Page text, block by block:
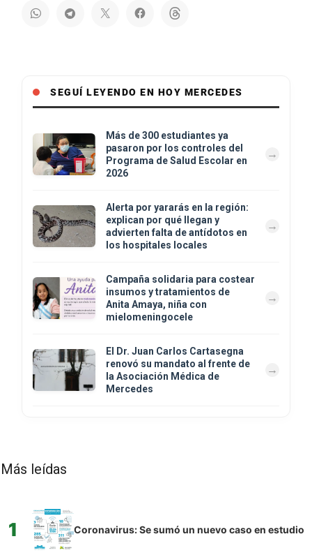
SEGUÍ LEYENDO EN HOY MERCEDES
Más de 300 estudiantes ya
pasaron por los controles del
Programa de Salud Escolar en
2026
Alerta por yararás en la región:
explican por qué llegan y
advierten falta de antídotos en
los hospitales locales
Campaña solidaria para costear
insumos y tratamientos de
Anita Amaya, niña con
mielomeningocele
El Dr. Juan Carlos Cartasegna
renovó su mandato al frente de
la Asociación Médica de
Mercedes
Más leídas
1 Coronavirus: Se sumó un nuevo caso en estudio